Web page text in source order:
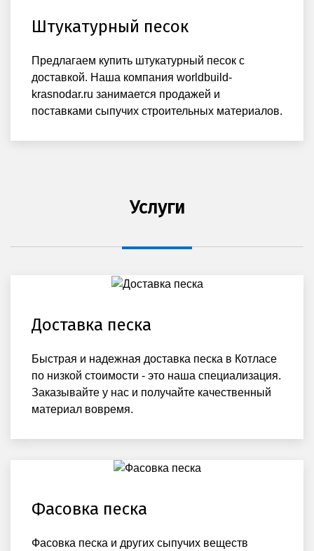
Штукатурный песок
Предлагаем купить штукатурный песок с
доставкой. Наша компания worldbuild-
krasnodar.ru занимается продажей и
поставками сыпучих строительных материалов.
Услуги
Доставка песка
Быстрая и надежная доставка песка в Котласе
по низкой стоимости - это наша специализация.
Заказывайте у нас и получайте качественный
материал вовремя.
Фасовка песка
Фасовка песка и других сыпучих веществ